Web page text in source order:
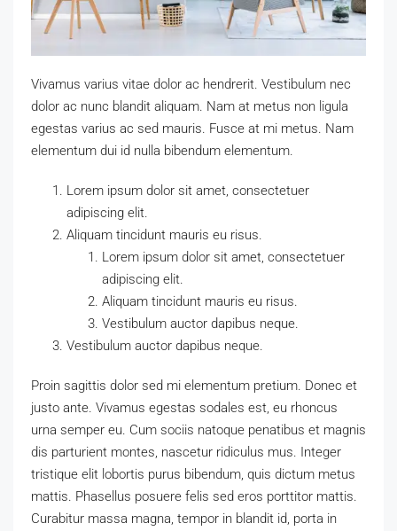
Vivamus varius vitae dolor ac hendrerit. Vestibulum nec
dolor ac nunc blandit aliquam. Nam at metus non ligula
egestas varius ac sed mauris. Fusce at mi metus. Nam
elementum dui id nulla bibendum elementum.
Lorem ipsum dolor sit amet, consectetuer
adipiscing elit.
Aliquam tincidunt mauris eu risus.
Lorem ipsum dolor sit amet, consectetuer
adipiscing elit.
Aliquam tincidunt mauris eu risus.
Vestibulum auctor dapibus neque.
Vestibulum auctor dapibus neque.
Proin sagittis dolor sed mi elementum pretium. Donec et
justo ante. Vivamus egestas sodales est, eu rhoncus
urna semper eu. Cum sociis natoque penatibus et magnis
dis parturient montes, nascetur ridiculus mus. Integer
tristique elit lobortis purus bibendum, quis dictum metus
mattis. Phasellus posuere felis sed eros porttitor mattis.
Curabitur massa magna, tempor in blandit id, porta in